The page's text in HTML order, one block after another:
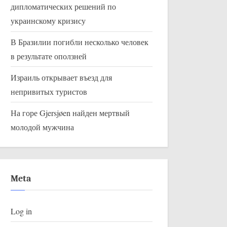
дипломатических решений по
украинскому кризису
В Бразилии погибли несколько человек
в результате оползней
Израиль открывает въезд для
непривитых туристов
На горе Gjersjøen найден мертвый
молодой мужчина
Meta
Log in